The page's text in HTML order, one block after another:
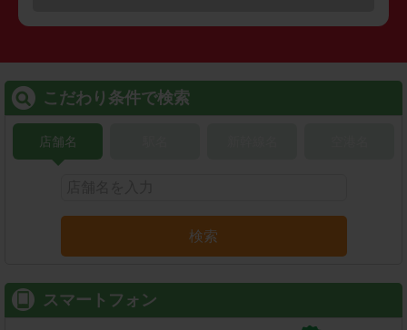
こだわり条件で検索
店舗名
検索
スマートフォン